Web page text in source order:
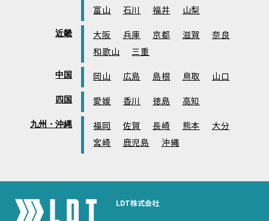
富山
石川 福井 山梨
近畿 大阪 兵庫 京都 滋賀
奈良
和歌山
三重
中国 岡山 広島 島根 鳥取 山口
四国 愛媛 香川 徳島 高知
九州・沖縄 福岡 佐賀 長崎 熊本
大分
宮崎
鹿児島 沖縄
LDT株式会社